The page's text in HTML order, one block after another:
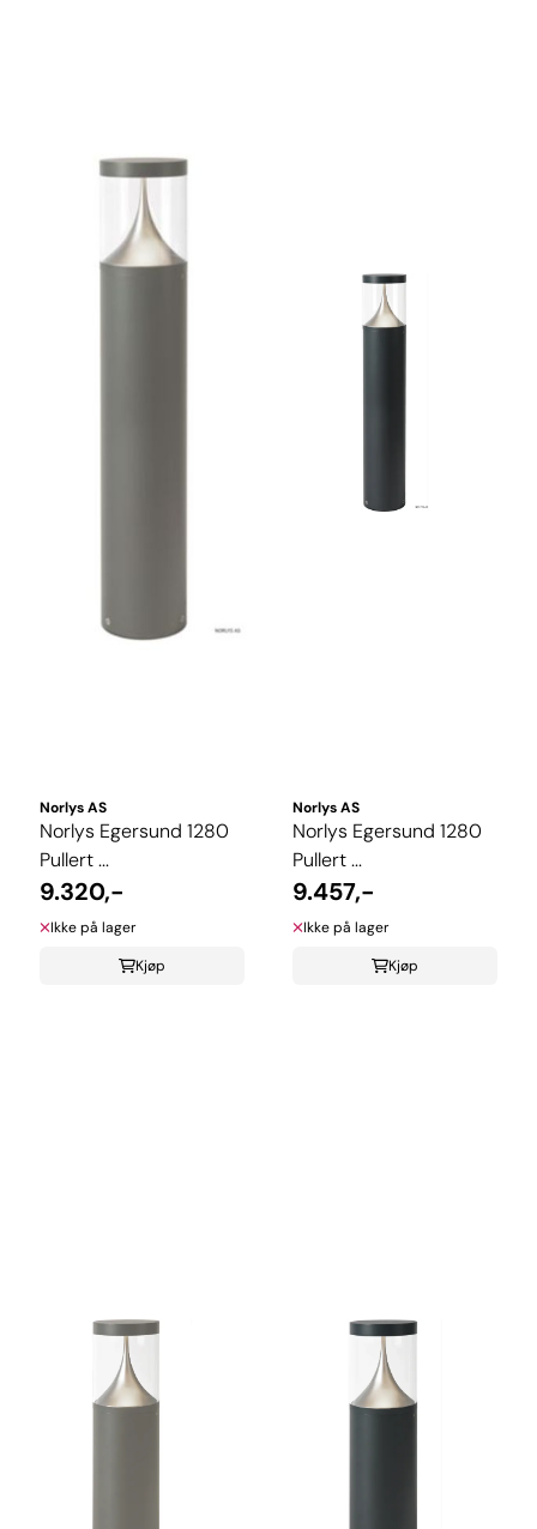
Norlys AS
Norlys Egersund 1280
Pullert ...
9.320,-
Ikke på lager
Kjøp
Norlys AS
Norlys Egersund 1280
Pullert ...
9.457,-
Ikke på lager
Kjøp